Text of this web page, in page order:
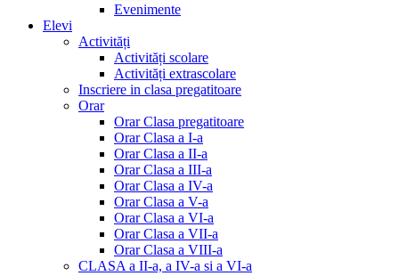
Evenimente
Elevi
Activități
Activități scolare
Activități extrascolare
Inscriere in clasa pregatitoare
Orar
Orar Clasa pregatitoare
Orar Clasa a I-a
Orar Clasa a II-a
Orar Clasa a III-a
Orar Clasa a IV-a
Orar Clasa a V-a
Orar Clasa a VI-a
Orar Clasa a VII-a
Orar Clasa a VIII-a
CLASA a II-a, a IV-a si a VI-a